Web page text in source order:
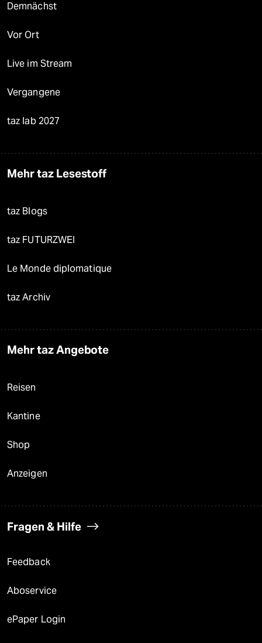
Demnächst
Vor Ort
Live im Stream
Vergangene
taz lab 2027
Mehr taz Lesestoff
taz Blogs
taz FUTURZWEI
Le Monde diplomatique
taz Archiv
Mehr taz Angebote
Reisen
Kantine
Shop
Anzeigen
Fragen & Hilfe
Feedback
Aboservice
ePaper Login